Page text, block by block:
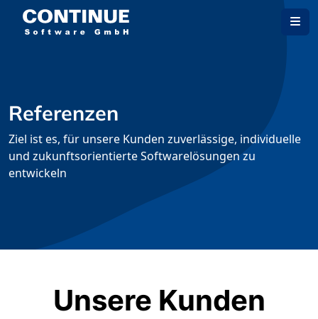
Referenzen
Ziel ist es, für unsere Kunden zuverlässige, individuelle
und zukunftsorientierte Softwarelösungen zu
entwickeln
Unsere Kunden